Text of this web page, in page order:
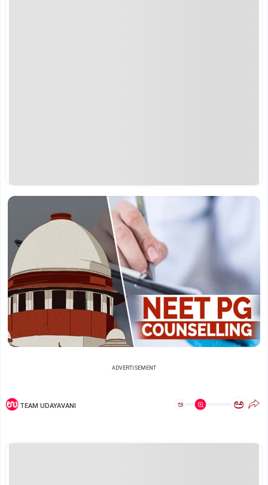
ADVERTISEMENT
TEAM UDAYAVANI ಅ ಅ